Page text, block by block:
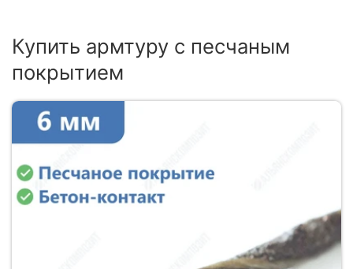
Купить армтуру с песчаным
покрытием